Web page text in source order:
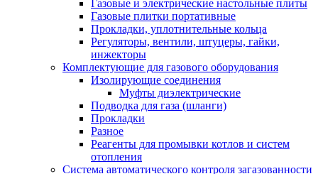
Газовые и электрические настольные плиты
Газовые плитки портативные
Прокладки, уплотнительные кольца
Регуляторы, вентили, штуцеры, гайки,
инжекторы
Комплектующие для газового оборудования
Изолирующие соединения
Муфты диэлектрические
Подводка для газа (шланги)
Прокладки
Разное
Реагенты для промывки котлов и систем
отопления
Система автоматического контроля загазованности